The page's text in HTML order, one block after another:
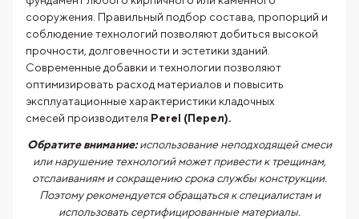
сооружения. Правильный подбор состава, пропорций и
соблюдение технологий позволяют добиться высокой
прочности, долговечности и эстетики зданий.
Современные добавки и технологии позволяют
оптимизировать расход материалов и повысить
эксплуатационные характеристики кладочных
смесей производителя Perel (Перел).
Обратите внимание:использование неподходящей смеси
или нарушение технологий может привести к трещинам,
отслаиваниям и сокращению срока службы конструкции.
Поэтому рекомендуется обращаться к специалистам и
использовать сертифицированные материалы.